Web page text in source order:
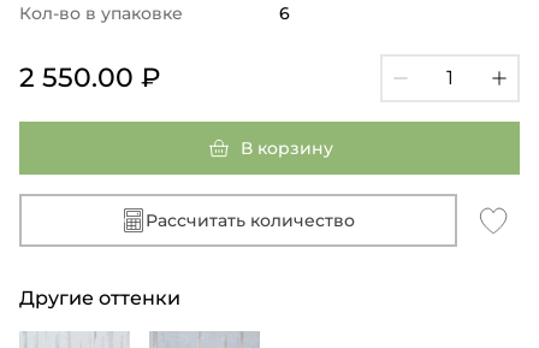
Кол-во в упаковке
6
2 550.00 ₽
В корзину
Рассчитать количество
Другие оттенки